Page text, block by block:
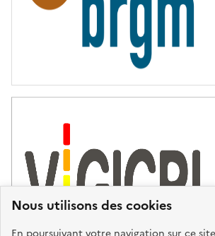
Nous utilisons des cookies